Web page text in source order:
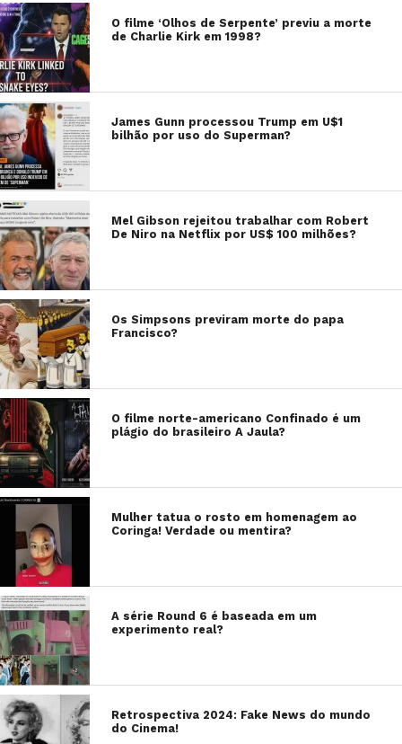
O filme ‘Olhos de Serpente’ previu a morte
de Charlie Kirk em 1998?
James Gunn processou Trump em U$1
bilhão por uso do Superman?
Mel Gibson rejeitou trabalhar com Robert
De Niro na Netflix por US$ 100 milhões?
Os Simpsons previram morte do papa
Francisco?
O filme norte-americano Confinado é um
plágio do brasileiro A Jaula?
Mulher tatua o rosto em homenagem ao
Coringa! Verdade ou mentira?
A série Round 6 é baseada em um
experimento real?
Retrospectiva 2024: Fake News do mundo
do Cinema!